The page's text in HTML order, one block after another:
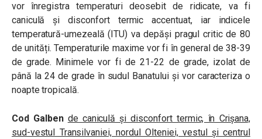
vor înregistra temperaturi deosebit de ridicate, va fi
caniculă și disconfort termic accentuat, iar indicele
temperatură-umezeală (ITU) va depăși pragul critic de 80
de unități. Temperaturile maxime vor fi în general de 38-39
de grade. Minimele vor fi de 21-22 de grade, izolat de
până la 24 de grade în sudul Banatului și vor caracteriza o
noapte tropicală.
Cod Galben de caniculă și disconfort termic, în Crișana,
sud-vestul Transilvaniei, nordul Olteniei, vestul și centrul